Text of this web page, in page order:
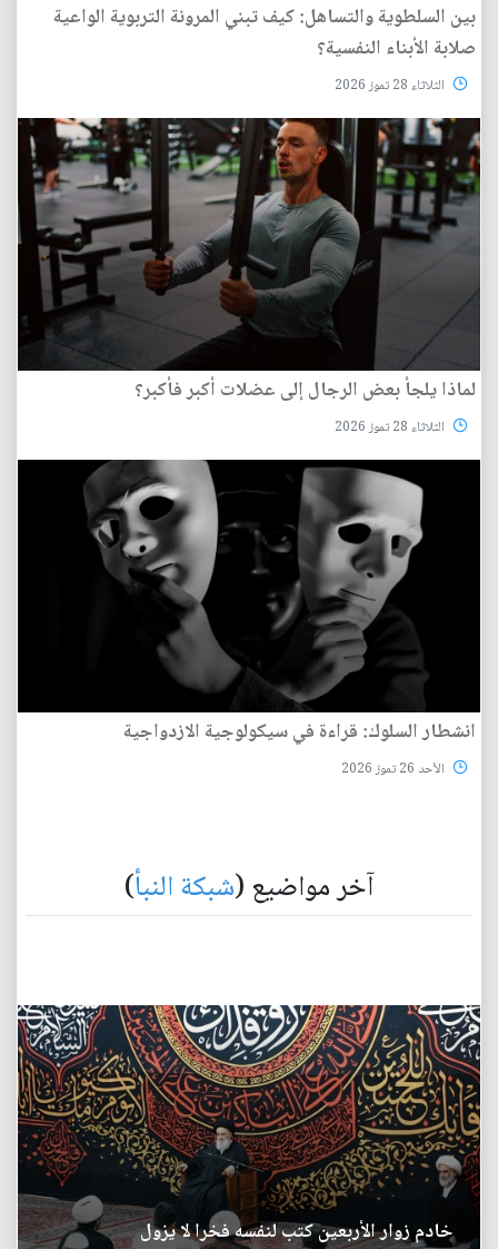
بين السلطوية والتساهل: كيف تبني المرونة التربوية الواعية
صلابة الأبناء النفسية؟
الثلاثاء 28 تموز 2026
لماذا يلجأ بعض الرجال إلى عضلات أكبر فأكبر؟
الثلاثاء 28 تموز 2026
انشطار السلوك: قراءة في سيكولوجية الازدواجية
الأحد 26 تموز 2026
آخر مواضيع (شبكة النبأ)
خادم زوار الأربعين كتب لنفسه فخرا لا يزول